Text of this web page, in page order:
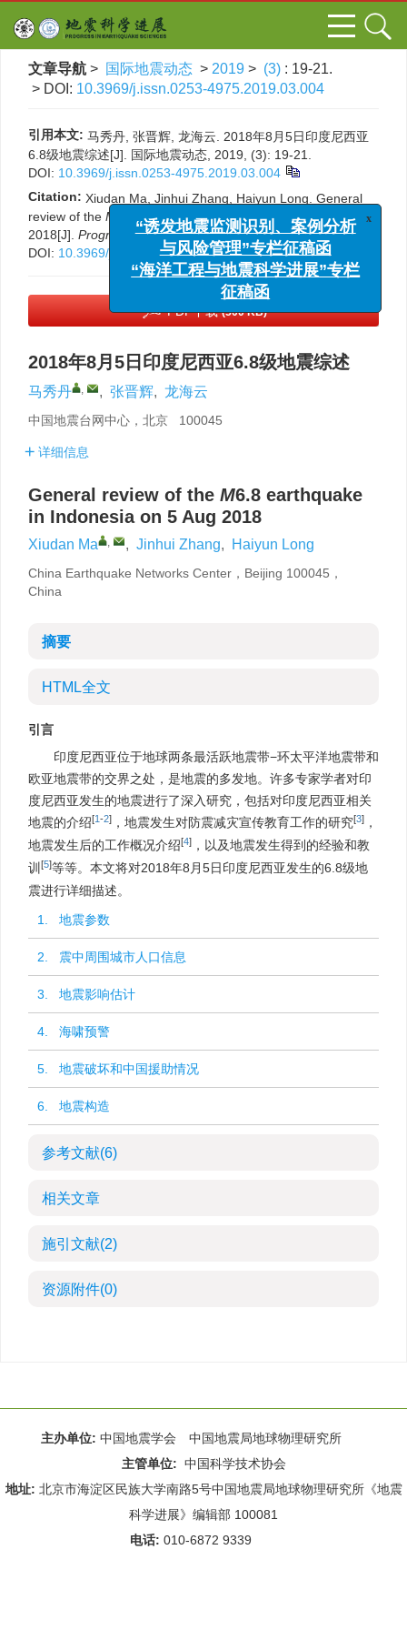
文章导航 > 国际地震动态 > 2019 > (3) : 19-21.
> DOI: 10.3969/j.issn.0253-4975.2019.03.004
引用本文: 马秀丹, 张晋辉, 龙海云. 2018年8月5日印度尼西亚
6.8级地震综述[J]. 国际地震动态, 2019, (3): 19-21.
DOI: 10.3969/j.issn.0253-4975.2019.03.004
Citation: Xiudan Ma, Jinhui Zhang, Haiyun Long. General
review of the M
6.8 earthquake in Indonesia on 5 Aug
2018[J]. Progress in Earthquake Sciences, 2019, (3): 19-21.
DOI: 10.3969/j.issn.0253-4975.2019.03.004
PDF下载(500 KB)
2018年8月5日印度尼西亚6.8级地震综述
马秀丹 , , 张晋辉, 龙海云
中国地震台网中心，北京 100045
详细信息
General review of the M6.8 earthquake
in Indonesia on 5 Aug 2018
Xiudan Ma , , Jinhui Zhang, Haiyun Long
China Earthquake Networks Center，Beijing 100045，
China
摘要
HTML全文
引言
印度尼西亚位于地球两条最活跃地震带−环太平洋地震带和
欧亚地震带的交界之处，是地震的多发地。许多专家学者对印
度尼西亚发生的地震进行了深入研究，包括对印度尼西亚相关
地震的介绍[1-2] ，地震发生对防震减灾宣传教育工作的研究[3] ，
地震发生后的工作概况介绍[4] ，以及地震发生得到的经验和教
训 [5]等等。本文将对2018年8月5日印度尼西亚发生的6.8级地
震进行详细描述。
1. 地震参数
2. 震中周围城市人口信息
3. 地震影响估计
4. 海啸预警
5. 地震破坏和中国援助情况
6. 地震构造
参考文献(6)
相关文章
施引文献(2)
资源附件(0)
主办单位: 中国地震学会 中国地震局地球物理研究所
主管单位: 中国科学技术协会
地址: 北京市海淀区民族大学南路5号中国地震局地球物理研究所《地震
科学进展》编辑部 100081
电话: 010-6872 9339
“诱发地震监测识别、案例分析
与风险管理”专栏征稿函
“海洋工程与地震科学进展”专栏
征稿函